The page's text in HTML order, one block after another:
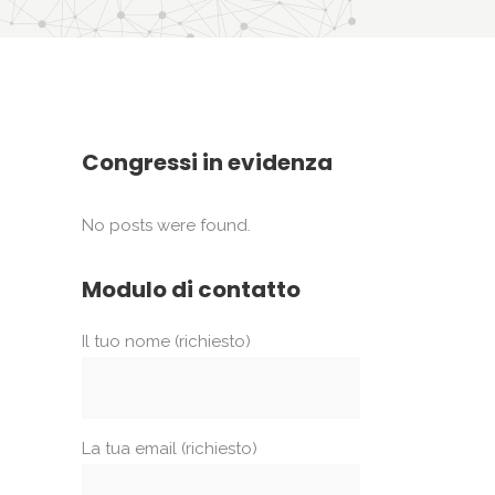
Congressi in evidenza
No posts were found.
Modulo di contatto
Il tuo nome (richiesto)
La tua email (richiesto)